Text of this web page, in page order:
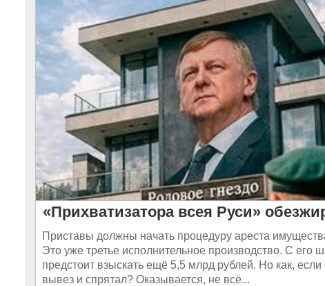
«Прихватизатора всея Руси»
Приставы должны начать процедуру ареста
Это уже третье исполнительное производство. С его
предстоит взыскать ещё 5,5 млрд рублей. Но как,
вывез и спрятал? Оказывается, не всё...